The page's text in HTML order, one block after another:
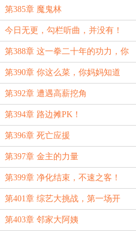
第385章 魔鬼林
今日无更，勾栏听曲，并没有！
{请进来一看！}
第388章 这一拳二十年的功力，你
挡得住吗？
第390章 你这么菜，你妈妈知道
吗？
第392章 遭遇高薪挖角
第394章 路边摊PK！
第396章 死亡应援
第397章 金主的力量
第399章 净化结束，不速之客！
第401章 综艺大挑战，第一场开
幕！
第403章 邻家大阿姨